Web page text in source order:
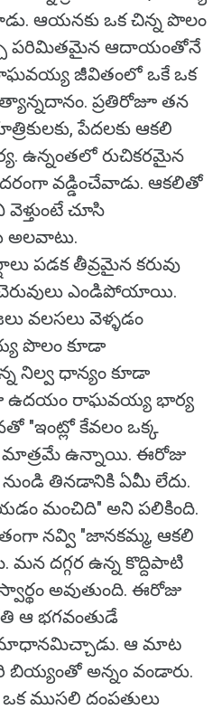
ఆయనకు ఒక చిన్న పొలం
పరిమితమైన ఆదాయంతోనే
జీవితంలో ఒకే ఒక
ప్రతిరోజూ తన
పేదలకు ఆకలి
ఉన్నంతలో రుచికరమైన
వడ్డించేవాడు. ఆకలితో
చూసి
అలవాటు.
పడక తీవ్రమైన కరువు
చెరువులు ఎండిపోయాయి.
వలసలు వెళ్ళడం
పొలం కూడా
నిల్వ ధాన్యం కూడా
ఉదయం రాఘవయ్య భార్య
"ఇంట్లో కేవలం ఒక్క
మాత్రమే ఉన్నాయి. ఈరోజు
నుండి తినడానికి ఏమీ లేదు.
మంచిది" అని పలికింది.
నవ్వి "జానకమ్మ, ఆకలి
దగ్గర ఉన్న కొద్దిపాటి
అవుతుంది. ఈరోజు
ఆ భగవంతుడే
ఆ మాట
బియ్యంతో అన్నం వండారు.
ముసలి దంపతులు